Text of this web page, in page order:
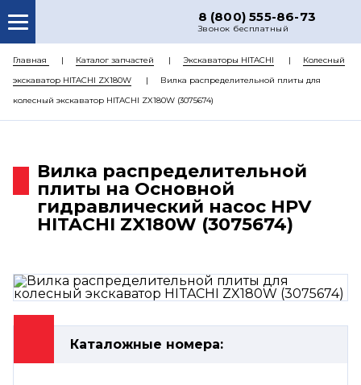
8 (800) 555-86-73
Звонок бесплатный
О НАС
КАТАЛОГ ЗАПЧАСТЕЙ
РЕМОНТ
ЦЕНЫ
КОНТАКТЫ
Главная Каталог запчастей Экскаваторы HITACHI
Колесный
экскаватор HITACHI ZX180W
Вилка распределительной плиты для
колесный экскаватор HITACHI ZX180W (3075674)
Вилка распределительной
плиты на Основной
гидравлический насос HPV
HITACHI ZX180W (3075674)
Каталожные номера: